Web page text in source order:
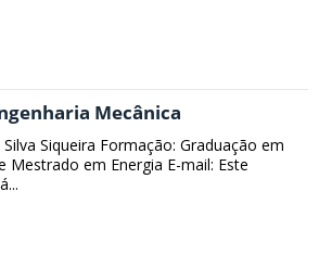
Mecânica
Siqueira Formação: Graduação em
Mestrado em Energia E-mail: Este